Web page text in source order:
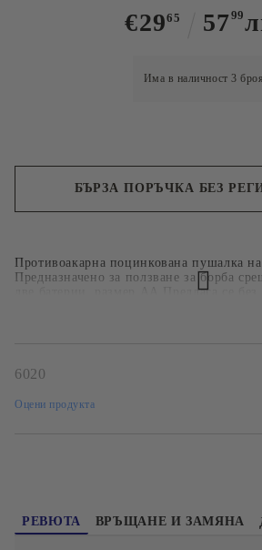
€2965 5799
Има в наличност3 броя
Противоакарна поцинкована пушалка
Предназначено за ползване за борба
две батерии, размер АА Предлага се без
БЪРЗА ПОРЪЧКА БЕЗ
6020
Оцени продукта
РЕВЮТА ВРЪЩАНЕ И ЗАМЯНА